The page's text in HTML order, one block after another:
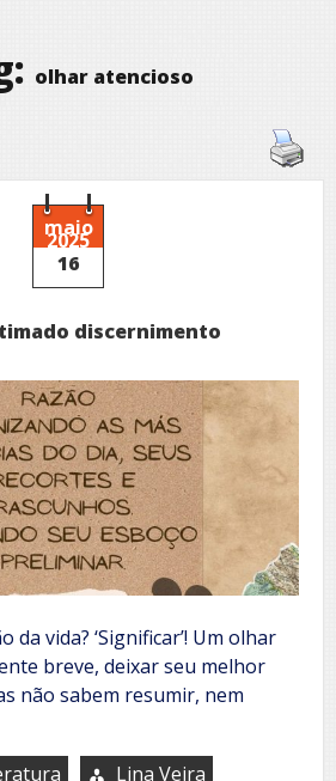
olhar atencioso
maio
2025
16
discernimento
da vida? ‘Significar’! Um olhar
breve, deixar seu melhor
não sabem resumir, nem
Lina Veira